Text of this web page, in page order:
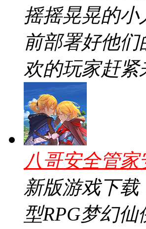
摇摇晃晃的
前部署好他
欢的玩家赶
八哥安全管家
新版游戏下
型RPG梦幻